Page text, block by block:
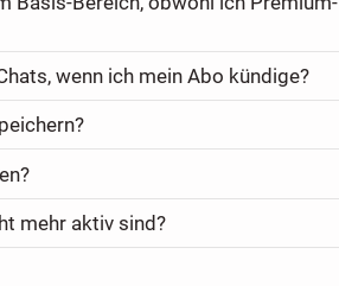
wenn ich mein Abo kündige?
mehr aktiv sind?